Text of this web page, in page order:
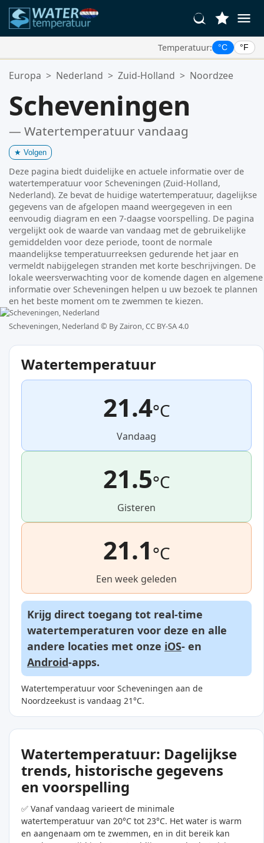
Temperatuur: °C °F
Uw Favoriete Locaties:
Europa > Nederland > Zuid-Holland > Noordzee
Scheveningen
— Watertemperatuur vandaag
★ Volgen
Deze pagina biedt duidelijke en actuele informatie over de
watertemperatuur voor Scheveningen (Zuid-Holland,
Nederland). Ze bevat de huidige watertemperatuur, dagelijkse
gegevens van de afgelopen maand weergegeven in een
eenvoudig diagram en een 7-daagse voorspelling. De pagina
vergelijkt ook de waarde van vandaag met de gebruikelijke
gemiddelden voor deze periode, toont de normale
maandelijkse temperatuurreeksen gedurende het jaar en
vermeldt nabijgelegen stranden met korte beschrijvingen. De
lokale weersverwachting voor de komende dagen en algemene
informatie over Scheveningen helpen u uw bezoek te plannen
en het beste moment om te zwemmen te kiezen.
Scheveningen, Nederland © By Zairon, CC BY-SA 4.0
Watertemperatuur
21.4°C
Vandaag
21.5°C
Gisteren
21.1°C
Een week geleden
Krijg direct toegang tot real-time
watertemperaturen voor deze en alle
andere locaties met onze iOS- en
Android-apps.
Watertemperatuur voor Scheveningen aan de
Noordzeekust is vandaag 21°C.
Watertemperatuur: Dagelijkse
trends, historische gegevens
en voorspelling
✅ Vanaf vandaag varieert de minimale
watertemperatuur van 20°C tot 23°C. Het water is warm
en aangenaam om te zwemmen, en in dit bereik kan